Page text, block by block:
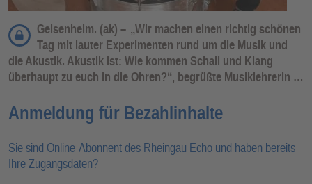
Geisenheim. (ak) – „Wir machen einen richtig schönen
Tag mit lauter Experimenten rund um die Musik und
die Akustik. Akustik ist: Wie kommen Schall und Klang
überhaupt zu euch in die Ohren?“, begrüßte Musiklehrerin …
Anmeldung für Bezahlinhalte
Sie sind Online-Abonnent des Rheingau Echo und haben bereits
Ihre Zugangsdaten?